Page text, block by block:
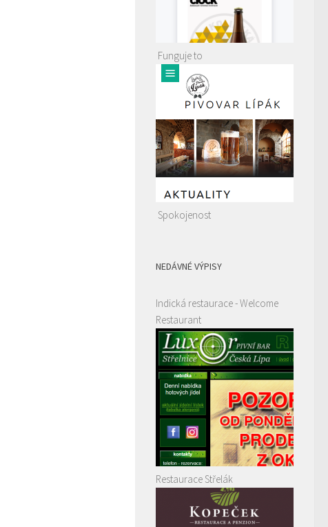
Funguje to
Spokojenost
NEDÁVNÉ VÝPISY
Indická restaurace - Welcome
Restaurant
Restaurace Střelák